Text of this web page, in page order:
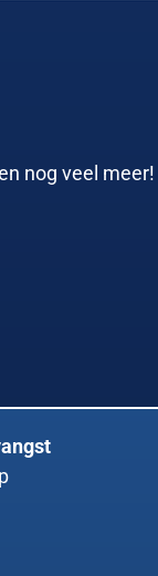
nog veel meer!